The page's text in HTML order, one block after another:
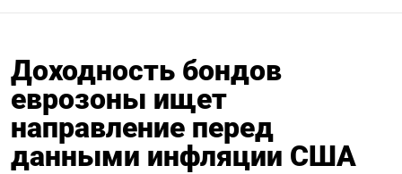
Доходность бондов
еврозоны ищет
направление перед
данными инфляции США